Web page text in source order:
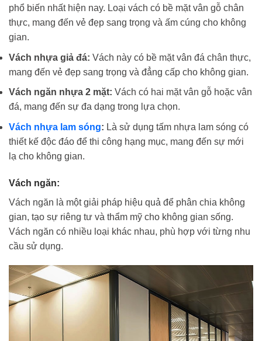
phổ biến nhất hiện nay. Loại vách có bề mặt vân gỗ chân
thực, mang đến vẻ đẹp sang trọng và ấm cúng cho không
gian.
Vách nhựa giả đá: Vách này có bề mặt vân đá chân thực,
mang đến vẻ đẹp sang trọng và đẳng cấp cho không gian.
Vách ngăn nhựa 2 mặt: Vách có hai mặt vân gỗ hoặc vân
đá, mang đến sự đa dạng trong lựa chọn.
Vách nhựa lam sóng: Là sử dụng tấm nhựa lam sóng có
thiết kế độc đáo để thi công hạng mục, mang đến sự mới
lạ cho không gian.
Vách ngăn:
Vách ngăn là một giải pháp hiệu quả để phân chia không
gian, tạo sự riêng tư và thẩm mỹ cho không gian sống.
Vách ngăn có nhiều loại khác nhau, phù hợp với từng nhu
cầu sử dụng.